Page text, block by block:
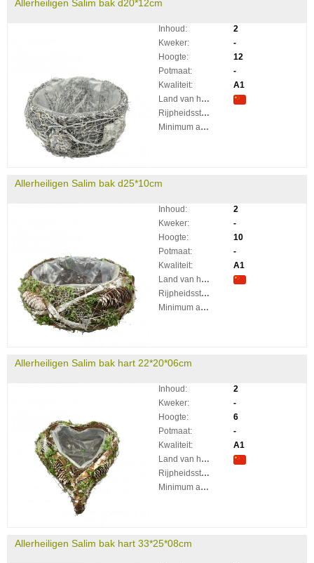
Allerheiligen Salim bak d20*12cm
Inhoud:
2
Kweker:
-
Hoogte:
12
Potmaat:
-
Kwaliteit:
A1
Land van herkomst:
Rijpheidsstadium:
Minimum aantal takken per plant:
Allerheiligen Salim bak d25*10cm
Inhoud:
2
Kweker:
-
Hoogte:
10
Potmaat:
-
Kwaliteit:
A1
Land van herkomst:
Rijpheidsstadium:
Minimum aantal takken per plant:
Allerheiligen Salim bak hart 22*20*06cm
Inhoud:
2
Kweker:
-
Hoogte:
6
Potmaat:
-
Kwaliteit:
A1
Land van herkomst:
Rijpheidsstadium:
Minimum aantal takken per plant:
Allerheiligen Salim bak hart 33*25*08cm